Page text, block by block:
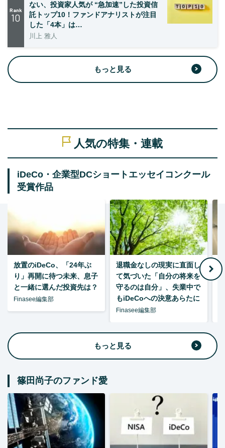
Rank
10
ない、投資家人気が “急加速”した投資信
託トップ10！ファンドアナリストが注目
した「4本」は…
川上 雅人
もっと見る
人気の特集・連載
iDeCo・企業型DCショートエッセイコンクール
受賞作品
放置のiDeCo、「24年ぶ
り」再開に待つ未来、息子
と一緒に選んだ投資先は？
Finasee編集部
退職金なしの現実に直面し
て気づいた「自分の将来を
守るのは自分」、失業中で
もiDeCoへの決意あらたに
Finasee編集部
もっと見る
篠田尚子のファンド愛